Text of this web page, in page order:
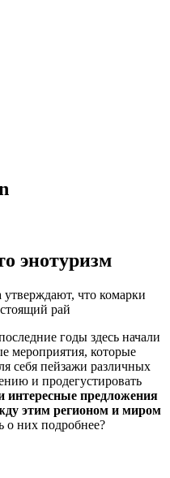
энотуризм
что комарки
рай
годы здесь начали
мероприятия, которые
себя пейзажи различных
и продегустировать
интересные предложения
этим регионом и миром
о них подробнее?